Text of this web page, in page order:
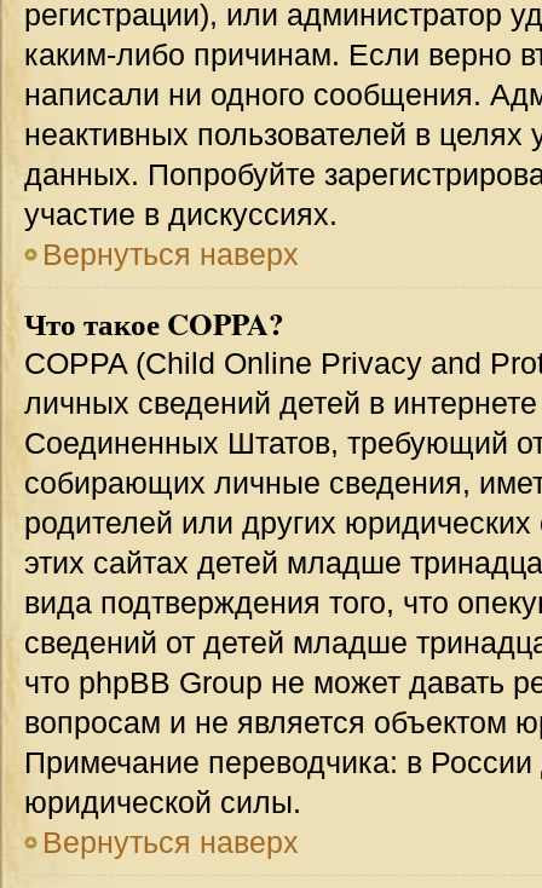
регистрации), или администратор
каким-либо причинам. Если верно
написали ни одного сообщения.
неактивных пользователей в
данных. Попробуйте
участие в дискуссиях.
Вернуться наверх
Что такое COPPA?
COPPA (Child Online Privacy and
личных сведений детей в
Соединенных Штатов, требующий
собирающих личные сведения,
родителей или других
этих сайтах детей младше
вида подтверждения того, что
сведений от детей младше
что phpBB Group не может давать
вопросам и не является объектом
Примечание переводчика: в
юридической силы.
Вернуться наверх